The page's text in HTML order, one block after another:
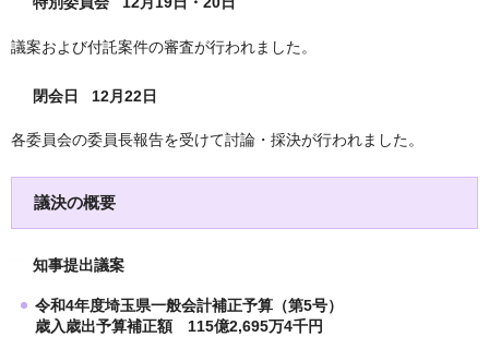
議案および付託案件の審査が行われました。
閉会日 12月22日
各委員会の委員長報告を受けて討論・採決が行われました。
議決の概要
知事提出議案
令和4年度埼玉県一般会計補正予算（第5号）
歳入歳出予算補正額 115億2,695万4千円